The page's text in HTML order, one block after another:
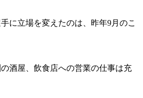
に立場を変えたのは、昨年9月のこ
酒屋、飲食店への営業の仕事は充